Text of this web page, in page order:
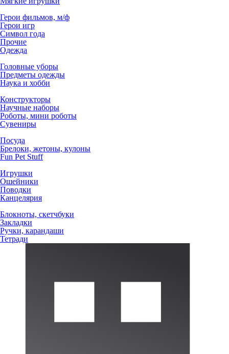
Герои фильмов, м/ф
Герои игр
Символ года
Прочие
Одежда
Головные уборы
Предметы одежды
Наука и хобби
Конструкторы
Научные наборы
Роботы, мини роботы
Сувениры
Посуда
Брелоки, жетоны, кулоны
Fun Pet Stuff
Игрушки
Ошейники
Поводки
Канцелярия
Блокноты, скетчбуки
Закладки
Ручки, карандаши
Тетради